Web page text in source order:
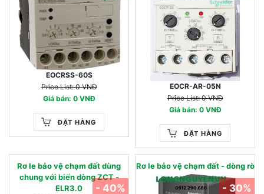
EOCRSS-60S
Price List: 0 VNĐ
Giá bán: 0 VNĐ
ĐẶT HÀNG
EOCR-AR-05N
Price List: 0 VNĐ
Giá bán: 0 VNĐ
ĐẶT HÀNG
Rơ le bảo vệ chạm đất dùng
chung với biến dòng ZCT -
ELR3.0
- 40%
Rơ le bảo vệ chạm đất - dòng rò
- 30%